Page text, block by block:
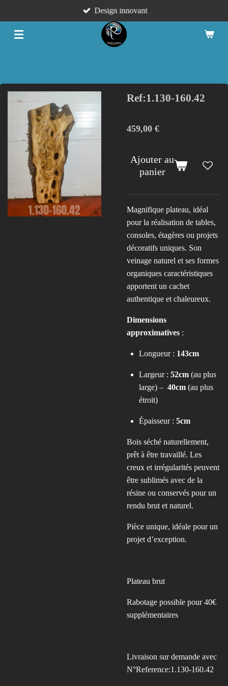
au
contenu
Design innovant
Ref:1.130-160.42
459,00 €
Ajouter au
panier
Magnifique plateau, idéal
pour la réalisation de tables,
consoles, étagères ou projets
décoratifs uniques. Son
veinage naturel et ses formes
organiques caractéristiques
apportent un cachet
authentique et chaleureux.
Dimensions
approximatives :
Longueur : 143cm
Largeur : 52cm (au plus
large) – 40cm (au plus
étroit)
Épaisseur : 5cm
Bois séché naturellement,
prêt à être travaillé. Les
creux et irrégularités peuvent
être sublimés avec de la
résine ou conservés pour un
rendu brut et naturel.
Pièce unique, idéale pour un
projet d’exception.
Plateau brut
Rabotage possible pour 40€
supplémentaires
Livraison sur demande avec
N°Reference:1.130-160.42